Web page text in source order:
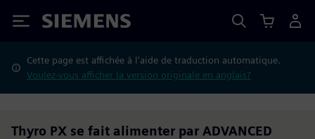
Siemens
Cette page est affichée à l'aide de traduction automatique.
Voulez-vous afficher la version originale en anglais?
Thyro PX se fait alimenter par ADVANCED